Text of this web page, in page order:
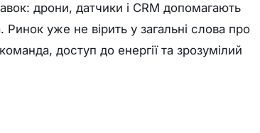
дрони, датчики і CRM допомагають
уже не вірить у загальні слова про
доступ до енергії та зрозумілий